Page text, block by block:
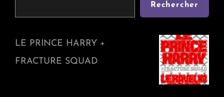
Rechercher
LE PRINCE HARRY +
FRACTURE SQUAD